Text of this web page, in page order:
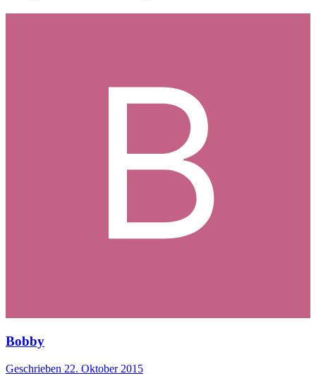
Bobby
Geschrieben 22. Oktober 2015